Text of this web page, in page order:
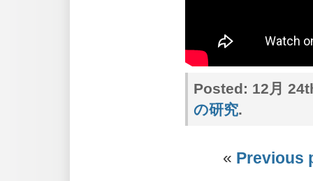
Posted: 12月
の研究.
« Previous